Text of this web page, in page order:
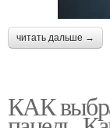
читать дальше →
КАК